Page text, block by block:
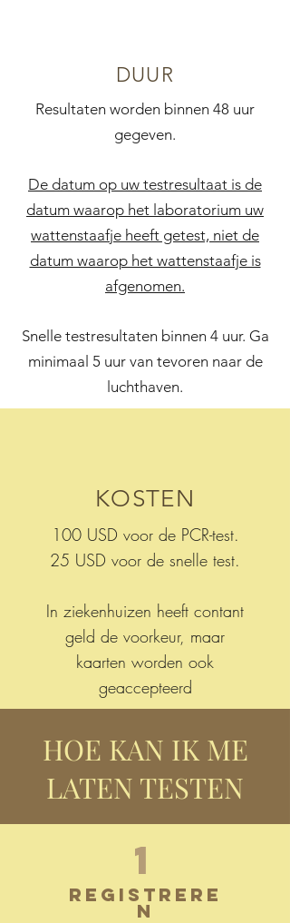
DUUR
Resultaten worden binnen 48 uur
gegeven.
De datum op uw testresultaat is de
datum waarop het laboratorium uw
wattenstaafje heeft getest, niet de
datum waarop het wattenstaafje is
afgenomen.
Snelle testresultaten binnen 4 uur. Ga
minimaal 5 uur van tevoren naar de
luchthaven.
KOSTEN
100 USD voor de PCR-test.
25 USD voor de snelle test.
In ziekenhuizen heeft contant
geld de voorkeur, maar
kaarten worden ook
geaccepteerd
HOE KAN IK ME
LATEN TESTEN
1
REGISTRERE
N